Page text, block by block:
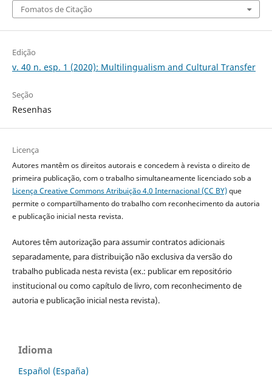
Fomatos de Citação
Edição
v. 40 n. esp. 1 (2020): Multilingualism and Cultural Transfer
Seção
Resenhas
Licença
Autores mantêm os direitos autorais e concedem à revista o direito de
primeira publicação, com o trabalho simultaneamente licenciado sob a
Licença Creative Commons Atribuição 4.0 Internacional (CC BY)que
permite o compartilhamento do trabalho com reconhecimento da autoria
e publicação inicial nesta revista.
Autores têm autorização para assumir contratos adicionais
separadamente, para distribuição não exclusiva da versão do
trabalho publicada nesta revista (ex.: publicar em repositório
institucional ou como capítulo de livro, com reconhecimento de
autoria e publicação inicial nesta revista).
Idioma
Español (España)